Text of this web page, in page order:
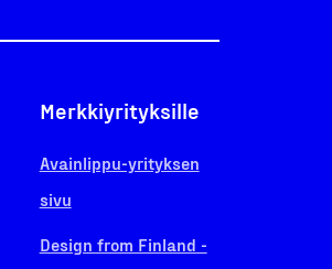
Merkkiyrityksille
Avainlippu-yrityksen
sivu
Design from Finland -